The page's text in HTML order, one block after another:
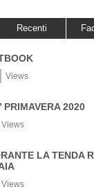
Recenti
Views
PRIMAVERA 2020
Views
LA TENDA
Views